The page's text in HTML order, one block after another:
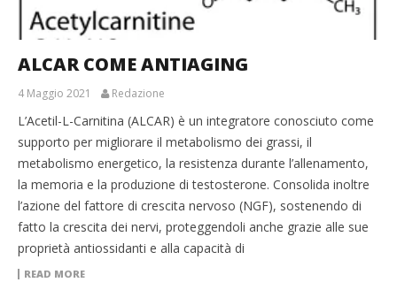
ALCAR COME ANTIAGING
4 Maggio 2021 Redazione
L’Acetil-L-Carnitina (ALCAR) è un integratore conosciuto come
supporto per migliorare il metabolismo dei grassi, il
metabolismo energetico, la resistenza durante l’allenamento,
la memoria e la produzione di testosterone. Consolida inoltre
l’azione del fattore di crescita nervoso (NGF), sostenendo di
fatto la crescita dei nervi, proteggendoli anche grazie alle sue
proprietà antiossidanti e alla capacità di
READ MORE